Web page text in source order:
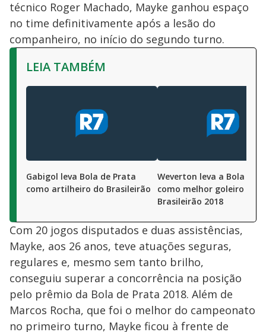
técnico Roger Machado, Mayke ganhou espaço
no time definitivamente após a lesão do
companheiro, no início do segundo turno.
LEIA TAMBÉM
Gabigol leva Bola de Prata
como artilheiro do Brasileirão
Weverton leva a Bola de
como melhor goleiro do
Brasileirão 2018
Com 20 jogos disputados e duas assistências,
Mayke, aos 26 anos, teve atuações seguras,
regulares e, mesmo sem tanto brilho,
conseguiu superar a concorrência na posição
pelo prêmio da Bola de Prata 2018. Além de
Marcos Rocha, que foi o melhor do campeonato
no primeiro turno, Mayke ficou à frente de